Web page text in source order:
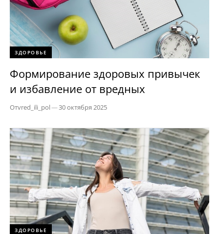
ЗДОРОВЬЕ
Формирование здоровых привычек
и избавление от вредных
Отvred_ili_pol—30 октября 2025
ЗДОРОВЬЕ